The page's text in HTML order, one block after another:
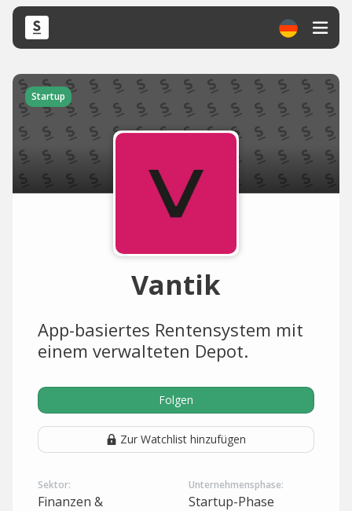
Startup
Vantik
App-basiertes Rentensystem mit
einem verwalteten Depot.
Folgen
Zur Watchlist hinzufügen
Sektor:
Finanzen &
Unternehmensphase:
Startup-Phase